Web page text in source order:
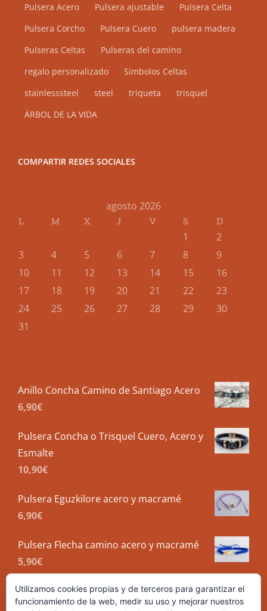
Pulsera Acero
Pulsera ajustable
Pulsera Celta
Pulsera Corcho
Pulsera Cuero
pulsera madera
Pulseras Celtas
Pulseras del camino
regalo personalizado
Simbolos Celtas
stainlesssteel
steel triqueta
trisquel
ÁRBOL DE LA VIDA
COMPARTIR REDES SOCIALES
agosto 2026
L M X J V S D
1
2
3
4 5 6 7 8
9
10
11 12 13 14 15
16
17
18 19 20 21 22
23
24
25 26 27 28 29
30
31
Anillo Concha Camino de Santiago Acero
6,90€
Pulsera Concha o Trisquel Cuero, Acero y
Esmalte
10,90€
Pulsera Eguzkilore acero y macramé
6,90€
Pulsera Flecha camino acero y macramé
5,90€
Utilizamos cookies propias y de terceros para garantizar el
funcionamiento de la web, medir su uso y mejorar nuestros